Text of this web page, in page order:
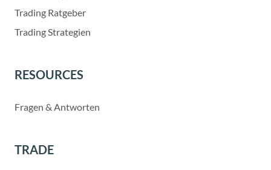
Trading Ratgeber
Trading Strategien
RESOURCES
Fragen & Antworten
TRADE